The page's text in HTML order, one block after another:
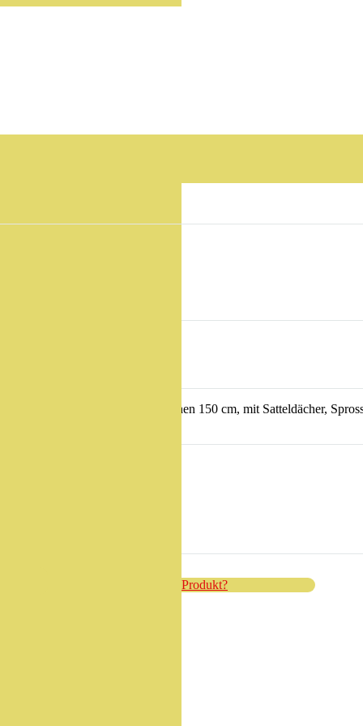
druckimprägniert, Podesthöhen 150 cm, mit Satteldächer,
Einbautiefe 50 cm.
Haben Sie Fragen zum Produkt?